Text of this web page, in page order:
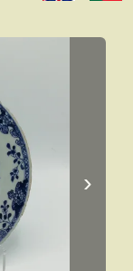
›